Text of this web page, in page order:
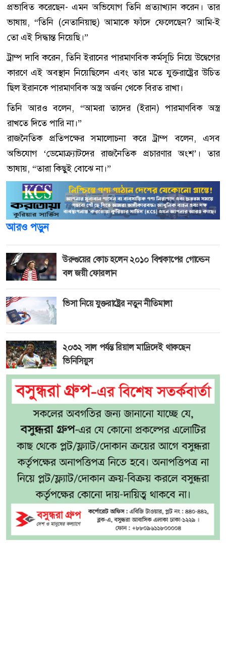
প্রভাবিত করেছেন- এমন অভিযোগ তিনি প্রত্যাখ্যান করেন। তার
ভাষায়, “তিনি (নেতানিয়াহু) আমাকে ফাঁদে ফেলেছেন? আমি-ই
তো এই সিদ্ধান্ত নিয়েছি।”
ট্রাম্প দাবি করেন, তিনি ইরানের পারমাণবিক কর্মসূচি নিয়ে উদ্বেগের
কারণে এই অবস্থান নিয়েছিলেন এবং তার মতে যুক্তরাষ্ট্রের উচিত
ছিল ইরানকে পারমাণবিক অস্ত্র অর্জন থেকে বিরত রাখা।
তিনি আরও বলেন, “আমরা তাদের (ইরান) পারমাণবিক অস্ত্র
রাখতে দিতে পারি না।”
রাজনৈতিক প্রতিপক্ষের সমালোচনা করে ট্রাম্প বলেন, এসব
অভিযোগ ‘ডেমোক্র্যাটদের রাজনৈতিক প্রচারণার অংশ’। তার
ভাষায়, “তারা কিছুই বোঝে না।”
আরও পড়ুন
উরুগুয়ের কোচ হলেন ২০১০ বিশ্বকাপের গোল্ডেন
বল জয়ী ফোরলান
ভিসা নিয়ে যুক্তরাষ্ট্রের নতুন নীতিমালা
২০৩২ সাল পর্যন্ত রিয়াল মাদ্রিদেই থাকছেন
ভিনিসিয়ুস